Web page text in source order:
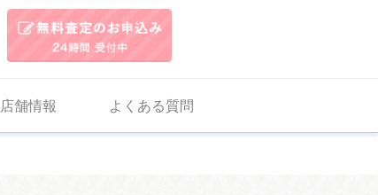
店舗情報 よくある質問